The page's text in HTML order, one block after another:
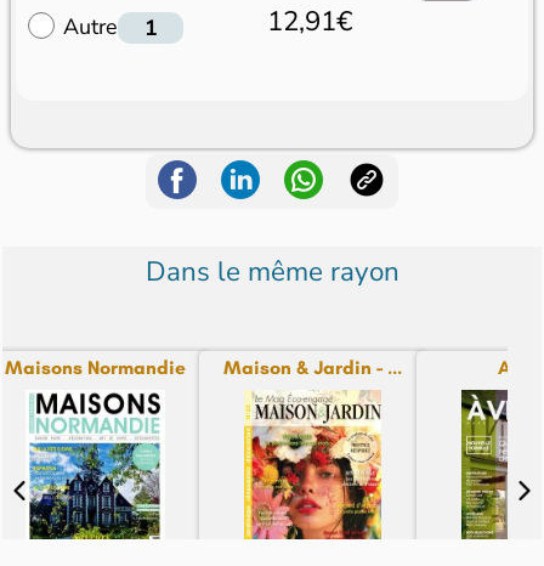
Autre 12,91€
Dans le même rayon
Maisons Normandie Maison & Jardin - ... A